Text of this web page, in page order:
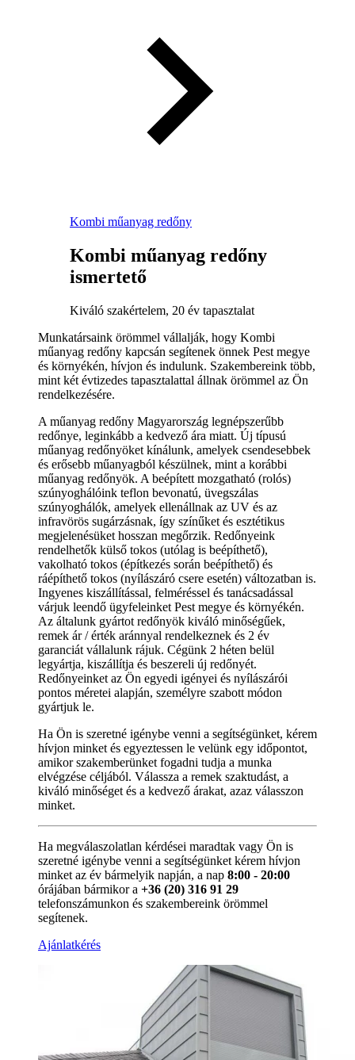
Kombi műanyag redőny
Kombi műanyag redőny
ismertető
Kiváló szakértelem, 20 év tapasztalat
Munkatársaink örömmel vállalják, hogy Kombi
műanyag redőny kapcsán segítenek önnek Pest megye
és környékén, hívjon és indulunk. Szakembereink több,
mint két évtizedes tapasztalattal állnak örömmel az Ön
rendelkezésére.
A műanyag redőny Magyarország legnépszerűbb
redőnye, leginkább a kedvező ára miatt. Új típusú
műanyag redőnyöket kínálunk, amelyek csendesebbek
és erősebb műanyagból készülnek, mint a korábbi
műanyag redőnyök. A beépített mozgatható (rolós)
szúnyoghálóink teflon bevonatú, üvegszálas
szúnyoghálók, amelyek ellenállnak az UV és az
infravörös sugárzásnak, így színűket és esztétikus
megjelenésüket hosszan megőrzik. Redőnyeink
rendelhetők külső tokos (utólag is beépíthető),
vakolható tokos (építkezés során beépíthető) és
ráépíthető tokos (nyílászáró csere esetén) változatban is.
Ingyenes kiszállítással, felméréssel és tanácsadással
várjuk leendő ügyfeleinket Pest megye és környékén.
Az általunk gyártot redőnyök kiváló minőségűek,
remek ár / érték aránnyal rendelkeznek és 2 év
garanciát vállalunk rájuk. Cégünk 2 héten belül
legyártja, kiszállítja és beszereli új redőnyét.
Redőnyeinket az Ön egyedi igényei és nyílászárói
pontos méretei alapján, személyre szabott módon
gyártjuk le.
Ha Ön is szeretné igénybe venni a segítségünket, kérem
hívjon minket és egyeztessen le velünk egy időpontot,
amikor szakemberünket fogadni tudja a munka
elvégzése céljából. Válassza a remek szaktudást, a
kiváló minőséget és a kedvező árakat, azaz válasszon
minket.
Ha megválaszolatlan kérdései maradtak vagy Ön is
szeretné igénybe venni a segítségünket kérem hívjon
minket az év bármelyik napján, a nap 8:00 - 20:00
órájában bármikor a +36 (20) 316 91 29
telefonszámunkon és szakembereink örömmel
segítenek.
Ajánlatkérés